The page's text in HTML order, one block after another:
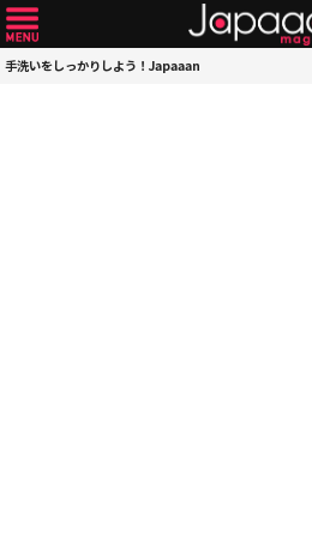
手洗いをしっかりしよう！Japaaan